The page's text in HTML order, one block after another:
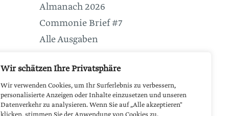
Wir schätzen Ihre Privatsphäre
Wir verwenden Cookies, um Ihr Surferlebnis zu verbessern,
personalisierte Anzeigen oder Inhalte einzusetzen und unseren
Datenverkehr zu analysieren. Wenn Sie auf „Alle akzeptieren"
Almanach 2026
Commonie Brief #7
Alle Ausgaben
Netzwerk
Neues aus der Redaktion